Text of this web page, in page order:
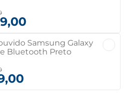
Samsung Galaxy
Bluetooth Preto